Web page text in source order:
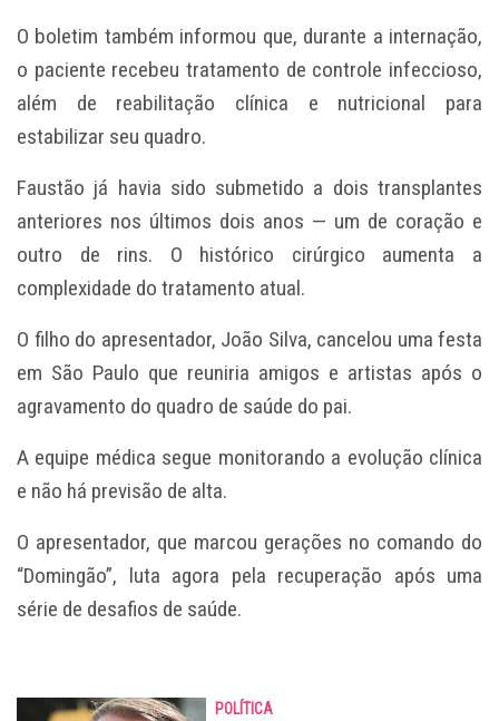
O boletim também informou que, durante a internação,
o paciente recebeu tratamento de controle infeccioso,
além de reabilitação clínica e nutricional para
estabilizar seu quadro.
Faustão já havia sido submetido a dois transplantes
anteriores nos últimos dois anos — um de coração e
outro de rins. O histórico cirúrgico aumenta a
complexidade do tratamento atual.
O filho do apresentador, João Silva, cancelou uma festa
em São Paulo que reuniria amigos e artistas após o
agravamento do quadro de saúde do pai.
A equipe médica segue monitorando a evolução clínica
e não há previsão de alta.
O apresentador, que marcou gerações no comando do
“Domingão”, luta agora pela recuperação após uma
série de desafios de saúde.
POLÍTICA